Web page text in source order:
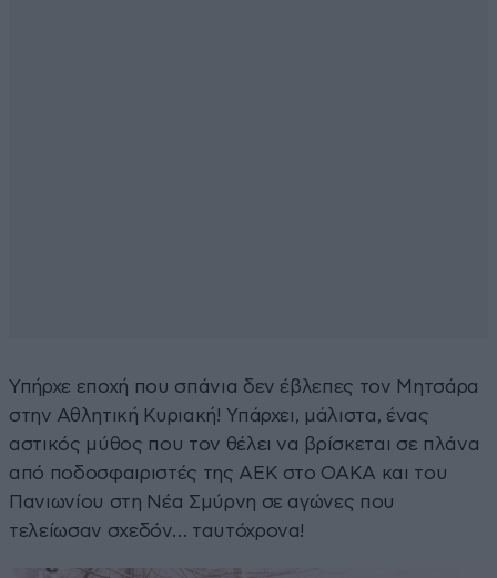
Υπήρχε εποχή που σπάνια δεν έβλεπες τον Μητσάρα
στην Αθλητική Κυριακή! Υπάρχει, μάλιστα, ένας
αστικός μύθος που τον θέλει να βρίσκεται σε πλάνα
από ποδοσφαιριστές της ΑΕΚ στο ΟΑΚΑ και του
Πανιωνίου στη Νέα Σμύρνη σε αγώνες που
τελείωσαν σχεδόν… ταυτόχρονα!